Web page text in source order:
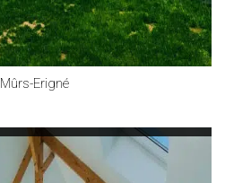
Mûrs-Erigné